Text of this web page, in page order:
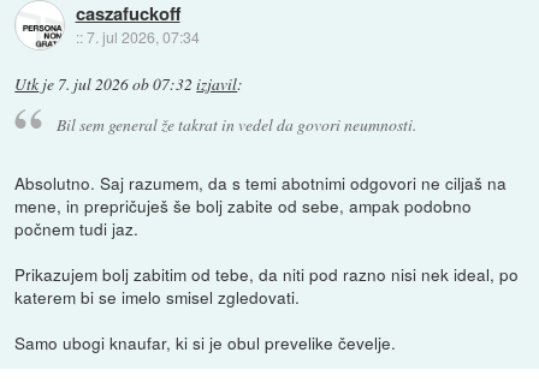
caszafuckoff
::7. jul 2026, 07:34
Utk je 7. jul 2026 ob 07:32 izjavil:
Bil sem general že takrat in vedel da govori neumnosti.
Absolutno. Saj razumem, da s temi abotnimi odgovori ne ciljaš na
mene, in prepričuješ še bolj zabite od sebe, ampak podobno
počnem tudi jaz.
Prikazujem bolj zabitim od tebe, da niti pod razno nisi nek ideal, po
katerem bi se imelo smisel zgledovati.
Samo ubogi knaufar, ki si je obul prevelike čevelje.